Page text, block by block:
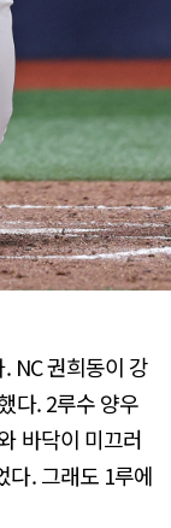
NC 권희동이 강
다. 2루수 양우
바닥이 미끄러
다. 그래도 1루에